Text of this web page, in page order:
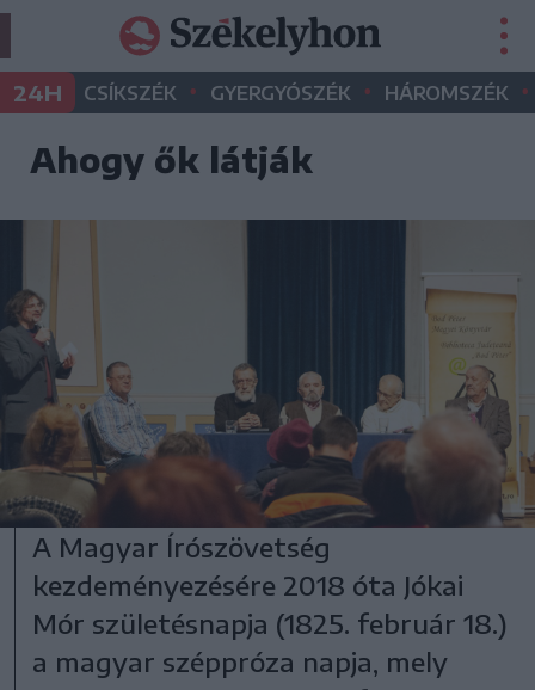
24H CSÍKSZÉK • GYERGYÓSZÉK • HÁROMSZÉK •
Ahogy ők látják
A Magyar Írószövetség
kezdeményezésére 2018 óta Jókai
Mór születésnapja (1825. február 18.)
a magyar széppróza napja, mely